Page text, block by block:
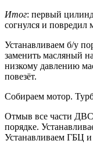
Итог: первый
согнулся и повредил
Устанавливаем б/у
заменить масляный
низкому давлению
повезёт.
Собираем мотор.
Отмыв все части ДВС
порядке.
Устанавливаем ГБЦ и